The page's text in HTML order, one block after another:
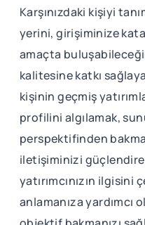
Karşınızdaki kişiyi
yerini, girişiminize
amaçta
kalitesine katkı
kişinin geçmiş
profilini algılamak,
perspektifinden
iletişiminizi
yatırımcınızın ilgisini
anlamanıza yardımcı